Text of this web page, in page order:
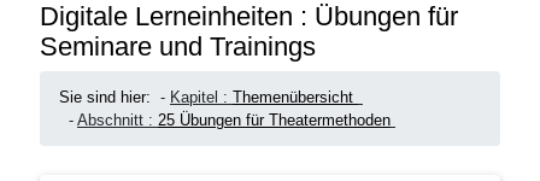
Digitale Lerneinheiten : Übungen für
Seminare und Trainings
Sie sind hier: - Kapitel : Themenübersicht
- Abschnitt : 25 Übungen für Theatermethoden